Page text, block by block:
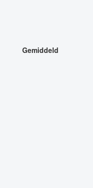
Gemiddeld